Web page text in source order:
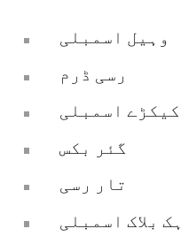
وہیل اسمبلی
رسی ڈرم
کیکڑے اسمبلی
گئر بکس
تار رسی
ہک بلاک اسمبلی